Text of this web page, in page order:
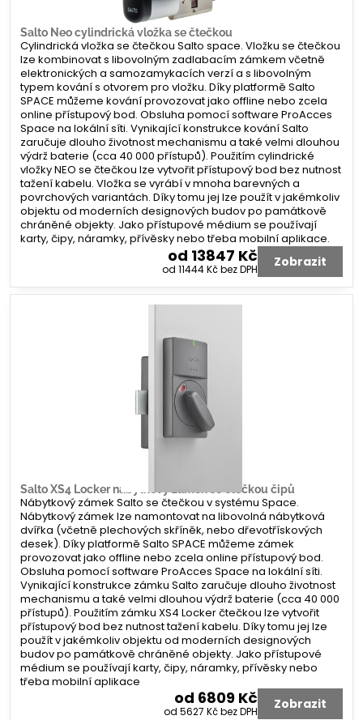
Salto Neo cylindrická vložka se čtečkou
Cylindrická vložka se čtečkou Salto space. Vložku se čtečkou
lze kombinovat s libovolným zadlabacím zámkem včetně
elektronických a samozamykacích verzí a s libovolným
typem kování s otvorem pro vložku. Díky platformě Salto
SPACE můžeme kování provozovat jako offline nebo zcela
online přístupový bod. Obsluha pomocí software ProAcces
Space na lokální síti. Vynikající konstrukce kování Salto
zaručuje dlouho životnost mechanismu a také velmi dlouhou
výdrž baterie (cca 40 000 přístupů). Použitím cylindrické
vložky NEO se čtečkou lze vytvořit přístupový bod bez nutnost
tažení kabelu. Vložka se vyrábí v mnoha barevných a
povrchových variantách. Díky tomu jej lze použít v jakémkoliv
objektu od moderních designových budov po památkově
chráněné objekty. Jako přístupové médium se používají
karty, čipy, náramky, přívěsky nebo třeba mobilní aplikace.
od 13847 Kč
od 11444 Kčbez DPH Zobrazit
Salto XS4 Locker nábytkový zámek se čtečkou čipů
Nábytkový zámek Salto se čtečkou v systému Space.
Nábytkový zámek lze namontovat na libovolná nábytková
dvířka (včetně plechových skříněk, nebo dřevotřískových
desek). Díky platformě Salto SPACE můžeme zámek
provozovat jako offline nebo zcela online přístupový bod.
Obsluha pomocí software ProAcces Space na lokální síti.
Vynikající konstrukce zámku Salto zaručuje dlouho životnost
mechanismu a také velmi dlouhou výdrž baterie (cca 40 000
přístupů). Použitím zámku XS4 Locker čtečkou lze vytvořit
přístupový bod bez nutnost tažení kabelu. Díky tomu jej lze
použít v jakémkoliv objektu od moderních designových
budov po památkově chráněné objekty. Jako přístupové
médium se používají karty, čipy, náramky, přívěsky nebo
třeba mobilní aplikace
od 6809 Kč
od 5627 Kčbez DPH Zobrazit